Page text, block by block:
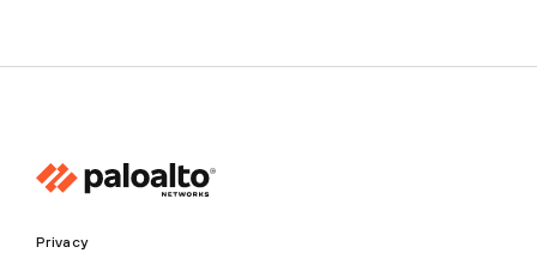
Privacy